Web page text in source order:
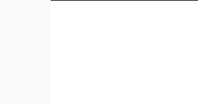
principal